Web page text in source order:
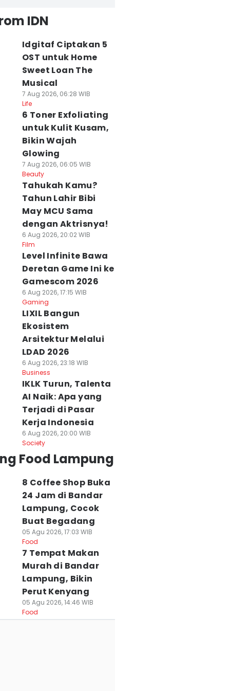
IDN
Idgitaf Ciptakan 5
OST untuk Home
Sweet Loan The
Musical
7 Aug 2026, 06:28 WIB
Life
6 Toner Exfoliating
untuk Kulit Kusam,
Bikin Wajah
Glowing
7 Aug 2026, 06:05 WIB
Beauty
Tahukah Kamu?
Tahun Lahir Bibi
May MCU Sama
dengan Aktrisnya!
6 Aug 2026, 20:02 WIB
Film
Level Infinite Bawa
Deretan Game Ini ke
Gamescom 2026
6 Aug 2026, 17:15 WIB
Gaming
LIXIL Bangun
Ekosistem
Arsitektur Melalui
LDAD 2026
6 Aug 2026, 23:18 WIB
Business
IKLK Turun, Talenta
AI Naik: Apa yang
Terjadi di Pasar
Kerja Indonesia
6 Aug 2026, 20:00 WIB
Society
Food Lampung
8 Coffee Shop Buka
24 Jam di Bandar
Lampung, Cocok
Buat Begadang
05 Agu 2026, 17:03 WIB
Food
7 Tempat Makan
Murah di Bandar
Lampung, Bikin
Perut Kenyang
05 Agu 2026, 14:46 WIB
Food